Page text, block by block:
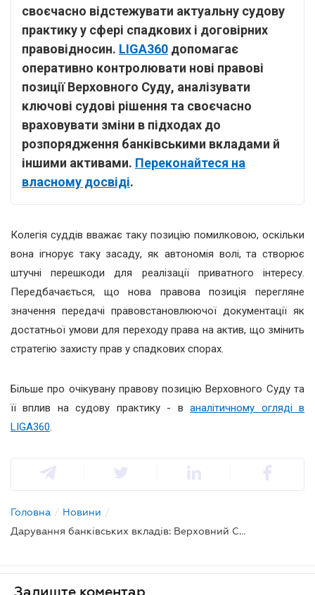
своєчасно відстежувати актуальну судову
практику у сфері спадкових і договірних
правовідносин. LIGA360 допомагає
оперативно контролювати нові правові
позиції Верховного Суду, аналізувати
ключові судові рішення та своєчасно
враховувати зміни в підходах до
розпорядження банківськими вкладами й
іншими активами. Переконайтеся на
власному досвіді.
Колегія суддів вважає таку позицію помилковою, оскільки
вона ігнорує таку засаду, як автономія волі, та створює
штучні перешкоди для реалізації приватного інтересу.
Передбачається, що нова правова позиція перегляне
значення передачі правовстановлюючої документації як
достатньої умови для переходу права на актив, що змінить
стратегію захисту прав у спадкових спорах.
Більше про очікувану правову позицію Верховного Суду та
її вплив на судову практику - ваналітичному огляді в
LIGA360.
Головна / Новини /
Дарування банківських вкладів: Верховний Суд перегляне практику
Залиште коментар